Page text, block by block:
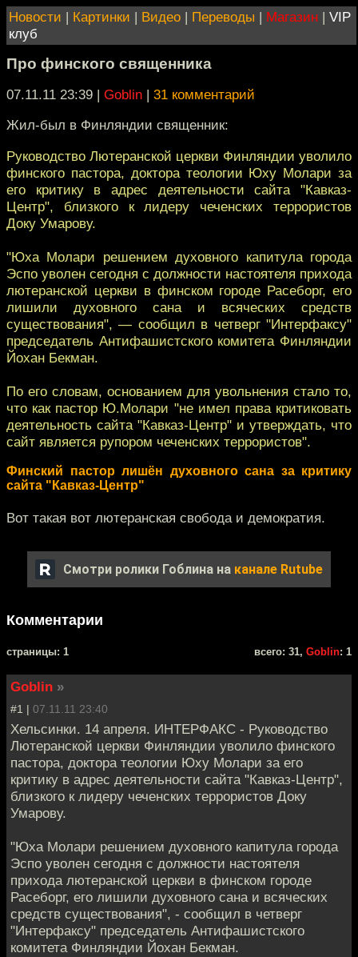
Новости | Картинки | Видео | Переводы | Магазин | VIP
клуб
Про финского священника
07.11.11 23:39 | Goblin | 31 комментарий
Жил-был в Финляндии священник:
Руководство Лютеранской церкви Финляндии уволило
финского пастора, доктора теологии Юху Молари за
его критику в адрес деятельности сайта "Кавказ-
Центр", близкого к лидеру чеченских террористов
Доку Умарову.
"Юха Молари решением духовного капитула города
Эспо уволен сегодня с должности настоятеля прихода
лютеранской церкви в финском городе Расеборг, его
лишили духовного сана и всяческих средств
существования", — сообщил в четверг "Интерфаксу"
председатель Антифашистского комитета Финляндии
Йохан Бекман.
По его словам, основанием для увольнения стало то,
что как пастор Ю.Молари "не имел права критиковать
деятельность сайта "Кавказ-Центр" и утверждать, что
сайт является рупором чеченских террористов".
Финский пастор лишён духовного сана за критику
сайта "Кавказ-Центр"
Вот такая вот лютеранская свобода и демократия.
Смотри ролики Гоблина на канале Rutube
Комментарии
cтраницы: 1 всего: 31, Goblin: 1
Goblin »
#1 | 07.11.11 23:40
Хельсинки. 14 апреля. ИНТЕРФАКС - Руководство
Лютеранской церкви Финляндии уволило финского
пастора, доктора теологии Юху Молари за его
критику в адрес деятельности сайта "Кавказ-Центр",
близкого к лидеру чеченских террористов Доку
Умарову.
"Юха Молари решением духовного капитула города
Эспо уволен сегодня с должности настоятеля
прихода лютеранской церкви в финском городе
Расеборг, его лишили духовного сана и всяческих
средств существования", - сообщил в четверг
"Интерфаксу" председатель Антифашистского
комитета Финляндии Йохан Бекман.